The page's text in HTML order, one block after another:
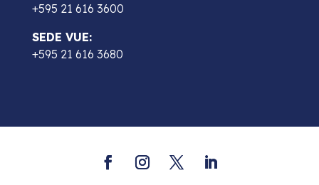
+595 21 616 3600
SEDE VUE:
+595 21 616 3680